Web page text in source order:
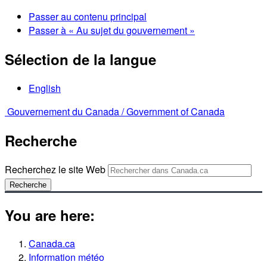
Passer au contenu principal
Passer à « Au sujet du gouvernement »
Sélection de la langue
English
Gouvernement du Canada /Government of Canada
Recherche
Recherchez le site Web
Recherche
You are here:
Canada.ca
Information météo